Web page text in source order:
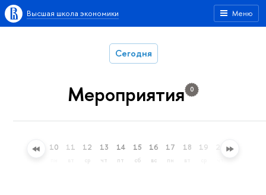
Меню
Высшая школа экономики
Сегодня
Мероприятия 0
9 10 11 12
ср
13
чт
14
пт
15
сб
16
вс
17
пн
18 19 21